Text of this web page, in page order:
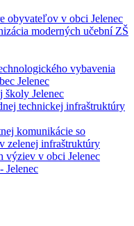
obyvateľov v obci Jelenec
moderných učební ZŠ
vybavenia
Jelenec
školy Jelenec
technickej infraštruktúry
komunikácie so
zelenej infraštruktúry
výziev v obci Jelenec
Jelenec